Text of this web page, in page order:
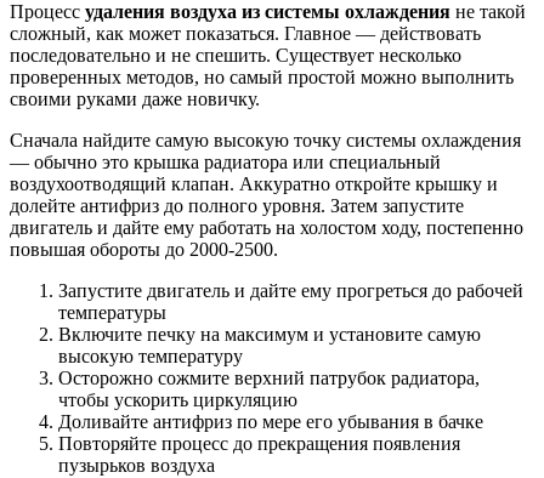
Процесс удаления воздуха из системы охлаждения не такой
сложный, как может показаться. Главное — действовать
последовательно и не спешить. Существует несколько
проверенных методов, но самый простой можно выполнить
своими руками даже новичку.
Сначала найдите самую высокую точку системы охлаждения
— обычно это крышка радиатора или специальный
воздухоотводящий клапан. Аккуратно откройте крышку и
долейте антифриз до полного уровня. Затем запустите
двигатель и дайте ему работать на холостом ходу, постепенно
повышая обороты до 2000-2500.
Запустите двигатель и дайте ему прогреться до рабочей
температуры
Включите печку на максимум и установите самую
высокую температуру
Осторожно сожмите верхний патрубок радиатора,
чтобы ускорить циркуляцию
Доливайте антифриз по мере его убывания в бачке
Повторяйте процесс до прекращения появления
пузырьков воздуха